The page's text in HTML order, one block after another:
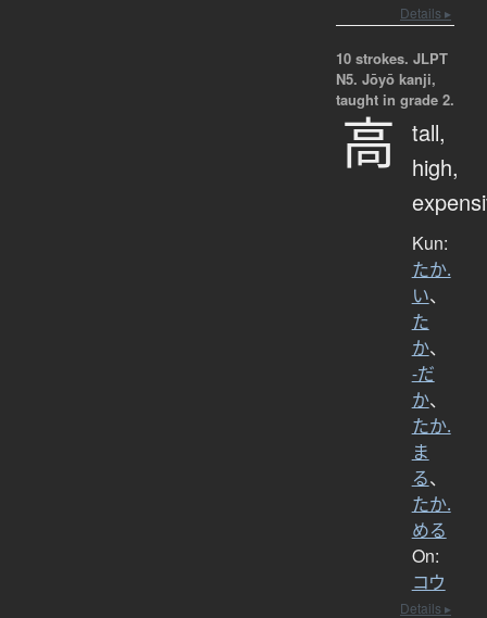
Details ▸
10 strokes. JLPT
N5. Jōyō kanji,
taught in grade 2.
高
tall,
high,
Kun:
たか.
い、
た
か、
-だ
か、
たか.
ま
る、
たか.
める
On:
コウ
Details ▸